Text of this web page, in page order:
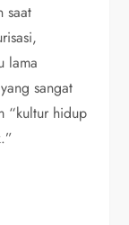
saat
lama
sangat
“kultur hidup